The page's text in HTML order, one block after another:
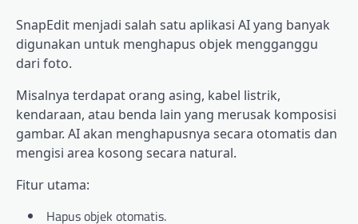
SnapEdit menjadi salah satu aplikasi AI yang banyak
digunakan untuk menghapus objek mengganggu
dari foto.
Misalnya terdapat orang asing, kabel listrik,
kendaraan, atau benda lain yang merusak komposisi
gambar. AI akan menghapusnya secara otomatis dan
mengisi area kosong secara natural.
Fitur utama:
Hapus objek otomatis.